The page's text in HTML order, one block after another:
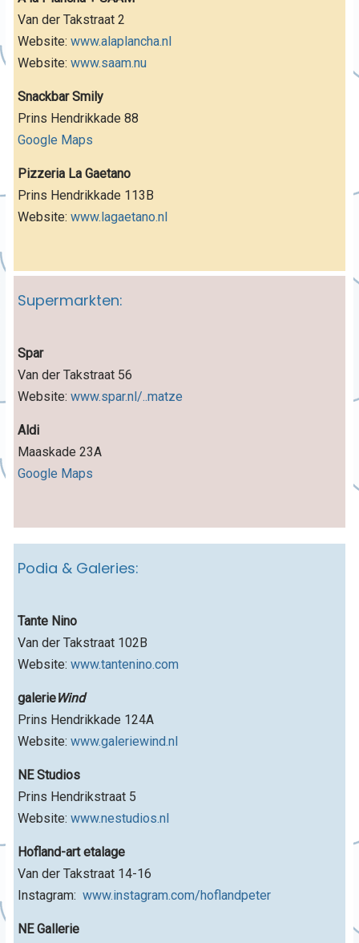
Van der Takstraat 2
Website: www.alaplancha.nl
Website: www.saam.nu
Snackbar Smily
Prins Hendrikkade 88
Google Maps
Pizzeria La Gaetano
Prins Hendrikkade 113B
Website: www.lagaetano.nl
Supermarkten:
Spar
Van der Takstraat 56
Website: www.spar.nl/..matze
Aldi
Maaskade 23A
Google Maps
Podia & Galeries:
Tante Nino
Van der Takstraat 102B
Website: www.tantenino.com
galerieWind
Prins Hendrikkade 124A
Website: www.galeriewind.nl
NE Studios
Prins Hendrikstraat 5
Website: www.nestudios.nl
Hofland-art etalage
Van der Takstraat 14-16
Instagram: www.instagram.com/hoflandpeter
NE Gallerie